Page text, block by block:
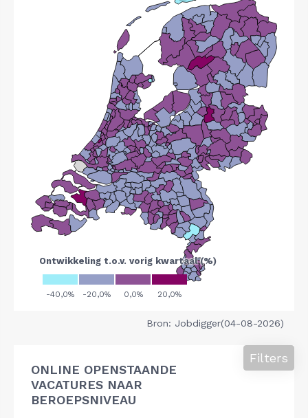
Bron: Jobdigger(04-08-2026)
ONLINE OPENSTAANDE
VACATURES NAAR
BEROEPSNIVEAU
Filters